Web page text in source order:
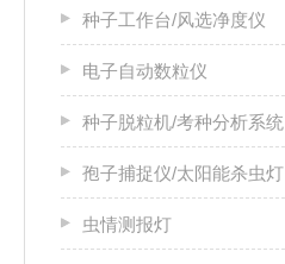
种子工作台/风选净度仪
电子自动数粒仪
种子脱粒机/考种分析系统
孢子捕捉仪/太阳能杀虫灯
虫情测报灯